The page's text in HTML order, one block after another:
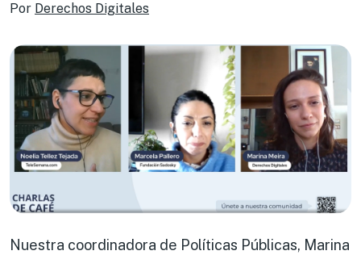
Por Derechos Digitales
Nuestra coordinadora de Políticas Públicas, Marina